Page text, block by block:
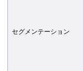
セグメンテーション